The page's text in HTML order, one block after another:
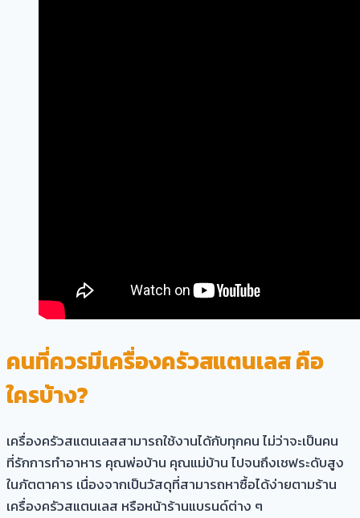
คนที่ควรมีเครื่องครัวสแตนเลส คือ
ใครบ้าง?
เครื่องครัวสแตนเลสสามารถใช้งานได้กับทุกคน ไม่ว่าจะเป็นคน
ที่รักการทำอาหาร คุณพ่อบ้าน คุณแม่บ้าน ไปจนถึงเชฟระดับสูง
ในภัตตาคาร เนื่องจากเป็นวัสดุที่สามารถหาซื้อได้ง่ายตามร้าน
เครื่องครัวสแตนเลส หรือหน้าร้านแบรนด์ต่าง ๆ